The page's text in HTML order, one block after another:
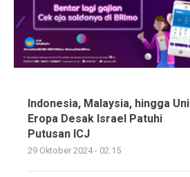
Indonesia, Malaysia, hingga Uni
Eropa Desak Israel Patuhi
Putusan ICJ
29 Oktober 2024 - 02:15